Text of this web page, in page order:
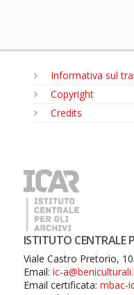
Informativa sul
Copyright
Credits
ISTITUTO CENTRALE
Viale Castro Pretorio,
Email: ic-
Email certificata: mbac-